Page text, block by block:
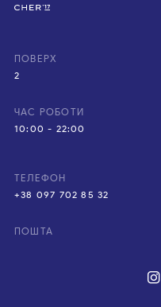
ПОВЕРХ
2
ЧАС РОБОТИ
10:00 - 22:00
ТЕЛЕФОН
+38 097 702 85 32
ПОШТА